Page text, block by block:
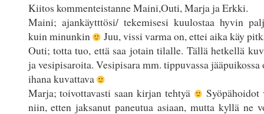
Kiitos kommenteistanne Maini,Outi, Marja ja Erkki.
Maini; ajankäytttösi/ tekemisesi kuulostaa hyvin
kuin minunkin
Juu, vissi varma on, ettei aika käy
Outi; totta tuo, että saa jotain tilalle. Tällä hetkellä
ja vesipisaroita. Vesipisara mm. tippuvassa jääpuikossa
ihana kuvattava
Marja; toivottavasti saan kirjan tehtyä
niin, etten jaksanut paneutua asiaan, mutta kyllä ne